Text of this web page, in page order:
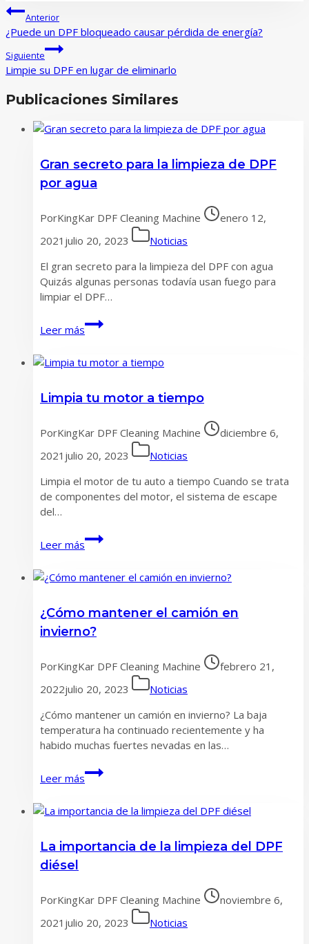
Navegación
de
entradas
Anterior
¿Puede un DPF bloqueado causar pérdida de energía?
Siguiente
Limpie su DPF en lugar de eliminarlo
Publicaciones Similares
Gran secreto para la limpieza de DPF
por agua
PorKingKar DPF Cleaning Machine
enero 12,
2021 julio 20, 2023
Noticias
El gran secreto para la limpieza del DPF con agua
Quizás algunas personas todavía usan fuego para
limpiar el DPF…
Leer más
Gran
secreto
la
de
por
Limpia tu motor a tiempo
PorKingKar DPF Cleaning Machine
diciembre 6,
2021 julio 20, 2023
Noticias
Limpia el motor de tu auto a tiempo Cuando se trata
de componentes del motor, el sistema de escape
del…
Leer más
Limpia
tu
a
¿Cómo mantener el camión en
invierno?
PorKingKar DPF Cleaning Machine
febrero 21,
2022julio 20, 2023
Noticias
¿Cómo mantener un camión en invierno? La baja
temperatura ha continuado recientemente y ha
habido muchas fuertes nevadas en las…
Leer más
¿Cómo
mantener
camión
invierno?
La importancia de la limpieza del DPF
diésel
PorKingKar DPF Cleaning Machine
noviembre 6,
2021 julio 20, 2023
Noticias